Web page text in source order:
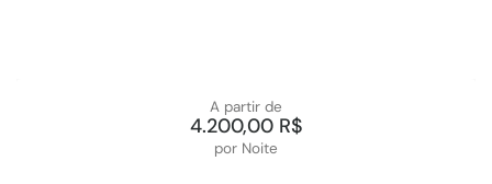
A partir de
4.200,00 R$
por Noite